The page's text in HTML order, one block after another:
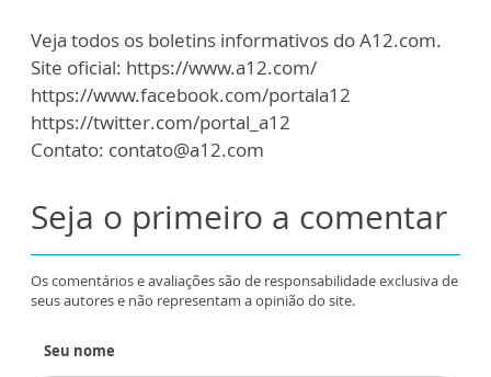
Veja todos os boletins informativos do A12.com.
Site oficial: https://www.a12.com/
https://www.facebook.com/portala12
https://twitter.com/portal_a12
Contato: contato@a12.com
Seja o primeiro a comentar
Os comentários e avaliações são de responsabilidade exclusiva de
seus autores e não representam a opinião do site.
Seu nome